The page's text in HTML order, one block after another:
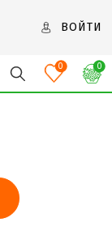
ВОЙТИ
0 0